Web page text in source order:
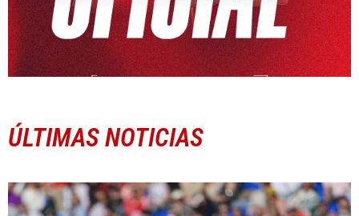
ÚLTIMAS NOTICIAS